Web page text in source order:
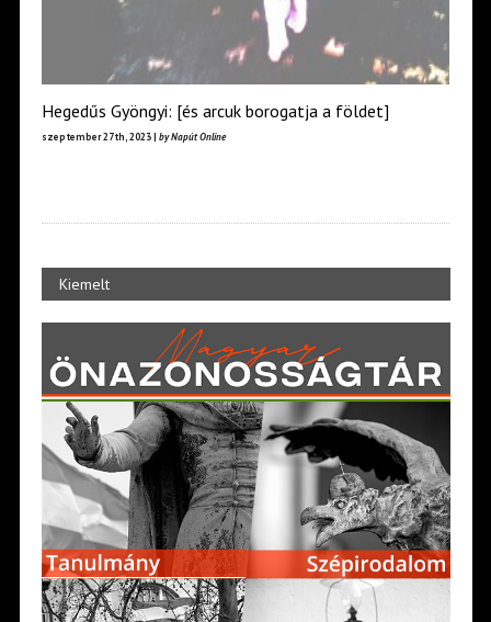
Hegedűs Gyöngyi: [és arcuk borogatja a földet]
szeptember 27th, 2023 | by Napút Online
Kiemelt